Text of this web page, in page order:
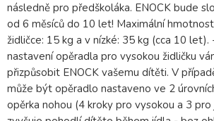
následně pro předškoláka. ENOCK bude
od 6 měsíců do 10 let! Maximální
židličce: 15 kg a v nízké: 35 kg (cca 10
nastavení opěradla pro vysokou židličku
přizpůsobit ENOCK vašemu dítěti. V
může být opěradlo nastaveno ve 2
opěrka nohou (4 kroky pro vysokou a 3 pro